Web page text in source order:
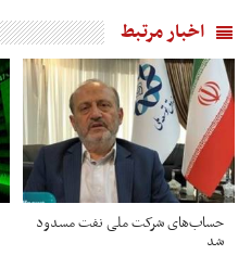
اخبار مرتبط
حساب‌های شرکت ملی نفت مسدود
شد